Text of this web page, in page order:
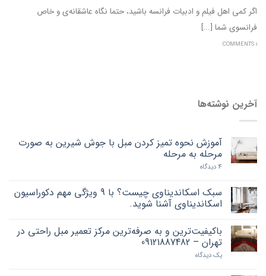
اگر کمی اهل فیلم و ادبیات فرانسه باشید، حتما نگاه عاشقانه‌ی و خاص
فرانسوی شما [...]
1 COMMENTS
آخرین نوشته‌ها
آموزش نحوه تمیز کردن مبل با جوش شیرین به صورت
مرحله به مرحله
4 دیدگاه
سبک اسکاندیناوی چیست؟ با 9 ویژگی مهم دکوراسیون
اسکاندیناوی آشنا شوید.
باکیفیت‌ترین و به صرفه‌ترین مرکز تعمیر مبل راحتی در
تهران – 09121887482
یک دیدگاه